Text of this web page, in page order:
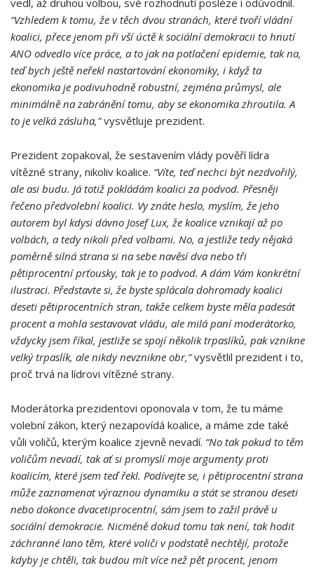
vedl, až druhou volbou, své rozhodnutí posléze i odůvodnil.
“Vzhledem k tomu, že v těch dvou stranách, které tvoří vládní
koalici, přece jenom při vší úctě k sociální demokracii to hnutí
ANO odvedlo více práce, a to jak na potlačení epidemie, tak na,
teď bych ještě neřekl nastartování ekonomiky, i když ta
ekonomika je podivuhodně robustní, zejména průmysl, ale
minimálně na zabránění tomu, aby se ekonomika zhroutila. A
to je velká zásluha,”vysvětluje prezident.
Prezident zopakoval, že sestavením vlády pověří lídra
vítězné strany, nikoliv koalice. “Víte, teď nechci být nezdvořilý,
ale asi budu. Já totiž pokládám koalici za podvod. Přesněji
řečeno předvolební koalici. Vy znáte heslo, myslím, že jeho
autorem byl kdysi dávno Josef Lux, že koalice vznikají až po
volbách, a tedy nikoli před volbami. No, a jestliže tedy nějaká
poměrně silná strana si na sebe navěsí dva nebo tři
pětiprocentní prťousky, tak je to podvod. A dám Vám konkrétní
ilustraci. Představte si, že byste splácala dohromady koalici
deseti pětiprocentních stran, takže celkem byste měla padesát
procent a mohla sestavovat vládu, ale milá paní moderátorko,
vždycky jsem říkal, jestliže se spojí několik trpaslíků, pak vznikne
velký trpaslík, ale nikdy nevznikne obr,”vysvětlil prezident i to,
proč trvá na lídrovi vítězné strany.
Moderátorka prezidentovi oponovala v tom, že tu máme
volební zákon, který nezapovídá koalice, a máme zde také
vůli voličů, kterým koalice zjevně nevadí. “No tak pokud to těm
voličům nevadí, tak ať si promyslí moje argumenty proti
koalicím, které jsem teď řekl. Podívejte se, i pětiprocentní strana
může zaznamenat výraznou dynamiku a stát se stranou deseti
nebo dokonce dvacetiprocentní, sám jsem to zažil právě u
sociální demokracie. Nicméně dokud tomu tak není, tak hodit
záchranné lano těm, které voliči v podstatě nechtějí, protože
kdyby je chtěli, tak budou mít více než pět procent, jenom